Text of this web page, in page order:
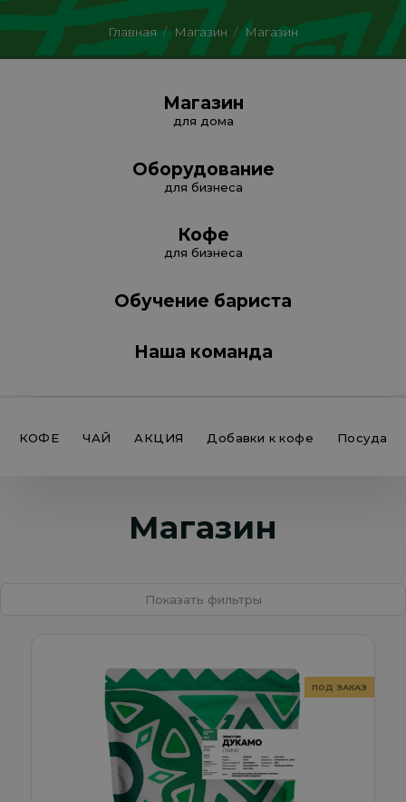
Главная / Магазин / Магазин
Магазин
для дома
Оборудование
для бизнеса
Кофе
для бизнеса
Обучение бариста
Наша команда
КОФЕ ЧАЙ АКЦИЯ Добавки к кофе Посуда
Магазин
Показать фильтры